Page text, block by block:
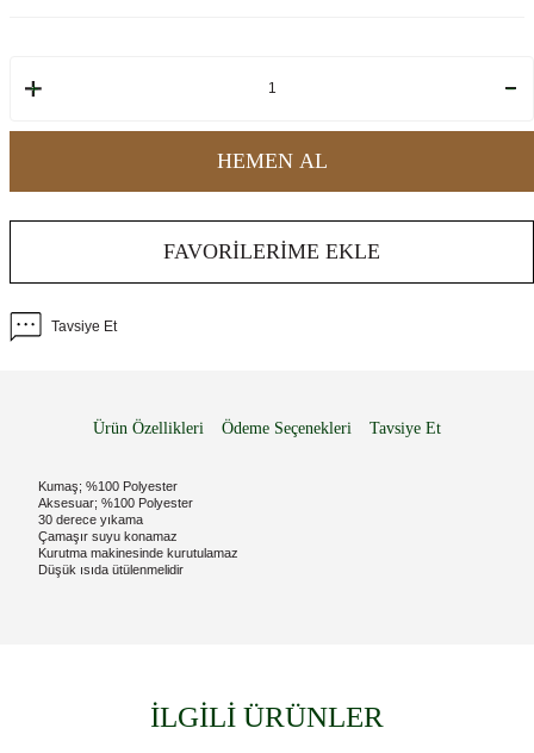
HEMEN AL
FAVORILERIME EKLE
Tavsiye Et
Ürün Özellikleri Ödeme Seçenekleri Tavsiye Et
Kumaş; %100 Polyester
Aksesuar; %100 Polyester
30 derece yıkama
Çamaşır suyu konamaz
Kurutma makinesinde kurutulamaz
Düşük ısıda ütülenmelidir
İLGİLİ ÜRÜNLER